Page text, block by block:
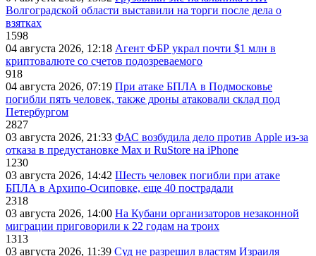
Волгоградской области выставили на торги после дела о
взятках
1598
04 августа 2026, 12:18 Агент ФБР украл почти $1 млн в
криптовалюте со счетов подозреваемого
918
04 августа 2026, 07:19 При атаке БПЛА в Подмосковье
погибли пять человек, также дроны атаковали склад под
Петербургом
2827
03 августа 2026, 21:33 ФАС возбудила дело против Apple из-за
отказа в предустановке Max и RuStore на iPhone
1230
03 августа 2026, 14:42 Шесть человек погибли при атаке
БПЛА в Архипо-Осиповке, еще 40 пострадали
2318
03 августа 2026, 14:00 На Кубани организаторов незаконной
миграции приговорили к 22 годам на троих
1313
03 августа 2026, 11:39 Суд не разрешил властям Израиля